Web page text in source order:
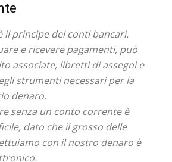
il principe dei conti bancari.
e ricevere pagamenti, può
associate, libretti di assegni e
strumenti necessari per la
denaro.
senza un conto corrente è
dato che il grosso delle
con il nostro denaro è